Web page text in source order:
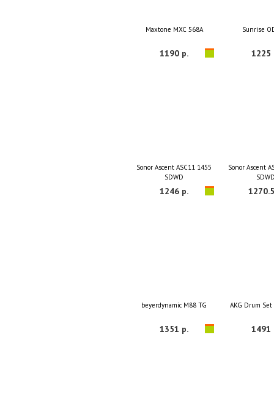
Maxtone MXC 568A
1190 р.
Sunrise
1225
Sonor Ascent ASC11 1455
SDWD
1246 р.
Sonor Ascent
beyerdynamic M88 TG
1351 р.
AKG Drum
1491